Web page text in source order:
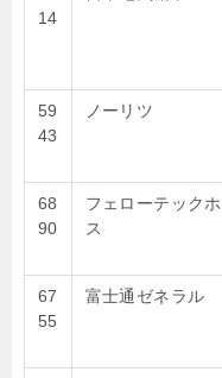
14
59
43
ノーリツ
68
90
フェローテック
ス
67
55
富士通ゼネラル